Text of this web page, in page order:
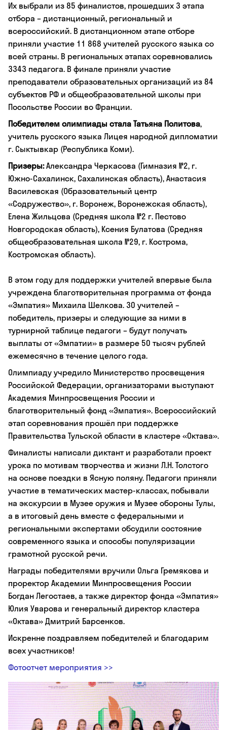
Их выбрали из 85 финалистов, прошедших 3 этапа
отбора – дистанционный, региональный и
всероссийский. В дистанционном этапе отборе
приняли участие 11 868 учителей русского языка со
всей страны. В региональных этапах соревновались
3343 педагога. В финале приняли участие
преподаватели образовательных организаций из 84
субъектов РФ и общеобразовательной школы при
Посольстве России во Франции.
Победителем олимпиады стала Татьяна Политова,
учитель русского языка Лицея народной дипломатии
г. Сыктывкар (Республика Коми).
Призеры:Александра Черкасова (Гимназия №2, г.
Южно-Сахалинск, Сахалинская область), Анастасия
Василевская (Образовательный центр
«Содружество», г. Воронеж, Воронежская область),
Елена Жильцова (Средняя школа №2 г. Пестово
Новгородская область), Ксения Булатова (Средняя
общеобразовательная школа №29, г. Кострома,
Костромская область).
В этом году для поддержки учителей впервые была
учреждена благотворительная программа от фонда
«Эмпатия» Михаила Шелкова. 30 учителей –
победитель, призеры и следующие за ними в
турнирной таблице педагоги – будут получать
выплаты от «Эмпатии» в размере 50 тысяч рублей
ежемесячно в течение целого года.
Олимпиаду учредило Министерство просвещения
Российской Федерации, организаторами выступают
Академия Минпросвещения России и
благотворительный фонд «Эмпатия». Всероссийский
этап соревнования прошёл при поддержке
Правительства Тульской области в кластере «Октава».
Финалисты написали диктант и разработали проект
урока по мотивам творчества и жизни Л.Н. Толстого
на основе поездки в Ясную поляну. Педагоги приняли
участие в тематических мастер-классах, побывали
на экскурсии в Музее оружия и Музее обороны Тулы,
а в итоговый день вместе с федеральными и
региональными экспертами обсудили состояние
современного языка и способы популяризации
грамотной русской речи.
Награды победителями вручили Ольга Гремякова и
проректор Академии Минпросвещения России
Богдан Легостаев, а также директор фонда «Эмпатия»
Юлия Уварова и генеральный директор кластера
«Октава» Дмитрий Барсенков.
Искренне поздравляем победителей и благодарим
всех участников!
Фотоотчет мероприятия >>